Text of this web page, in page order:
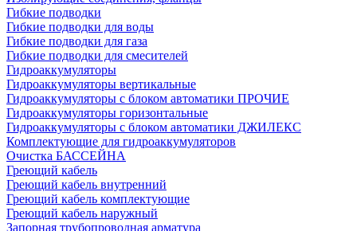
Гибкие подводки
Гибкие подводки для воды
Гибкие подводки для газа
Гибкие подводки для смесителей
Гидроаккумуляторы
Гидроаккумуляторы вертикальные
Гидроаккумуляторы с блоком автоматики ПРОЧИЕ
Гидроаккумуляторы горизонтальные
Гидроаккумуляторы с блоком автоматики ДЖИЛЕКС
Комплектующие для гидроаккумуляторов
Очистка БАССЕЙНА
Греющий кабель
Греющий кабель внутренний
Греющий кабель комплектующие
Греющий кабель наружный
Запорная трубопроводная арматура